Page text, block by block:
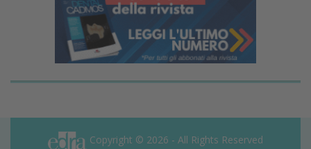
Copyright © 2026 - All Rights Reserved